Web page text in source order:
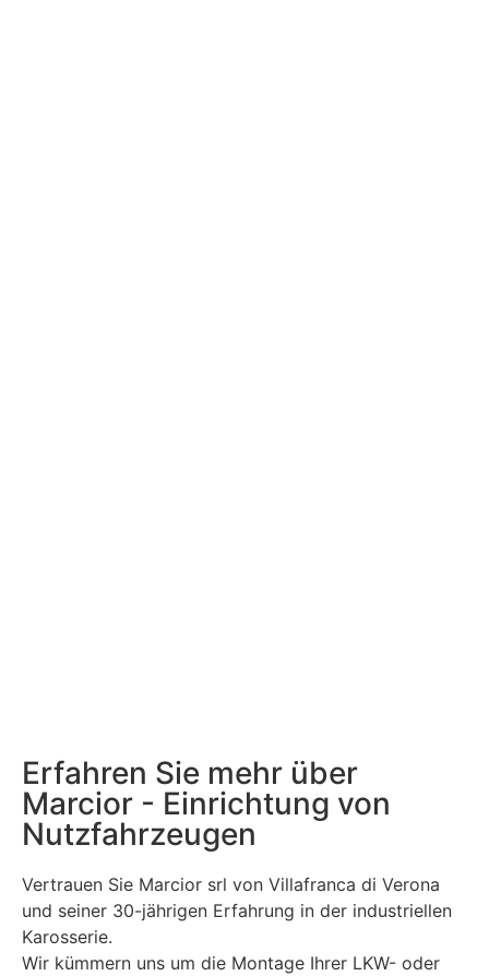
Erfahren Sie mehr über
Marcior - Einrichtung von
Nutzfahrzeugen
Vertrauen Sie Marcior srl von Villafranca di Verona
und seiner 30-jährigen Erfahrung in der industriellen
Karosserie.
Wir kümmern uns um die Montage Ihrer LKW- oder